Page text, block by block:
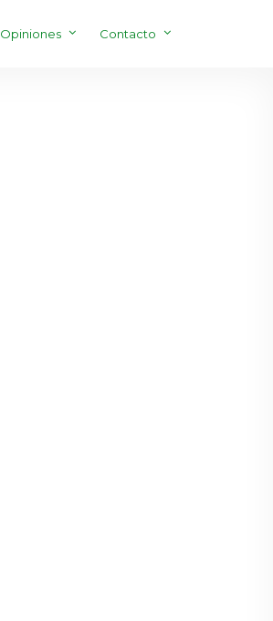
Opiniones Contacto